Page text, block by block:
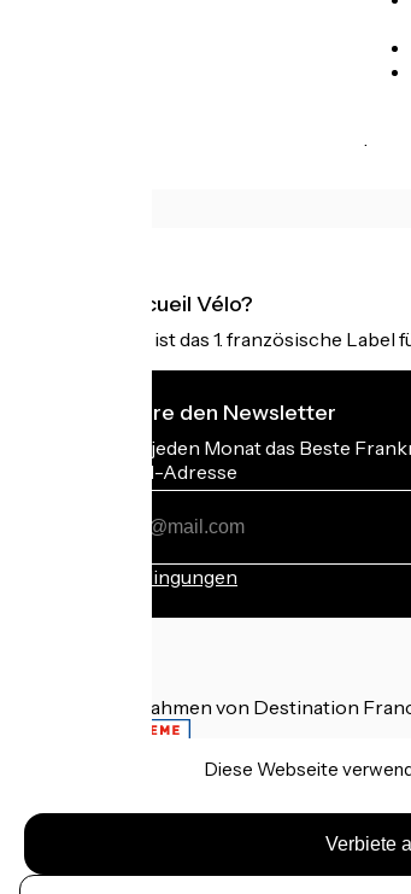
.
Was ist Accueil Vélo?
Accueil Vélo ist das 1. französische Label
Ich abonniere den Newsletter
Erhalten Sie jeden Monat das Beste
Meine E-Mail-Adresse
Anmeldebedingungen
Gefördert im Rahmen von Destination
Rechtliche Hinweise
Kontakt
Réalisation :
Diese Webseite
Verbiete